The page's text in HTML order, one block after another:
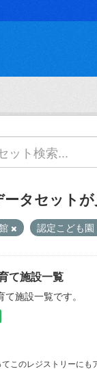
ータセット
認定こども園
て施設一覧
施設一覧です。
このレジストリーにも